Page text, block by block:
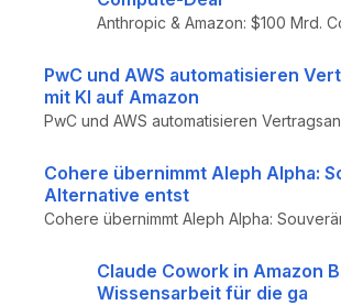
PwC und AWS automatisieren
mit KI auf Amazon
Cohere übernimmt Aleph Alpha:
Alternative entst
Claude Cowork in Amazon
Wissensarbeit für die ga